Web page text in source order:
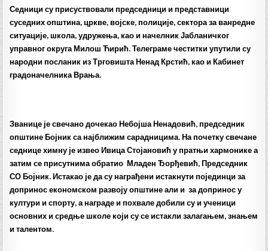
Седници су присуствовали председници и представници
суседних општина, цркве, војске, полиције, сектора за ванредне
ситуације, школа, удружења, као и начелник Јабланичког
управног округа Милош Ћирић. Телеграме честитки упутили су
народни посланик из Трговишта Ненад Крстић, као и Кабинет
градоначелника Врања.
Званице је свечано дочекао Небојша Ненадовић, председник
општине Бојник са најближим сарадницима. На почетку свечане
седнице химну је извео Ивица Стојановић у пратњи хармонике а
затим се присутнима обратио Младен Ђорђевић, Председник
СО Бојник. Истакао је да су награђени истакнути појединци за
допринос економском развоју општине али и за допринос у
култури и спорту, а награде и похвале добили су и ученици
основних и средње школе који су се истакли залагањем, знањем
и талентом.